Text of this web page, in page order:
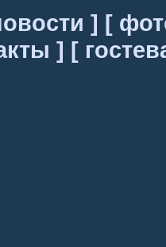
] [
] [